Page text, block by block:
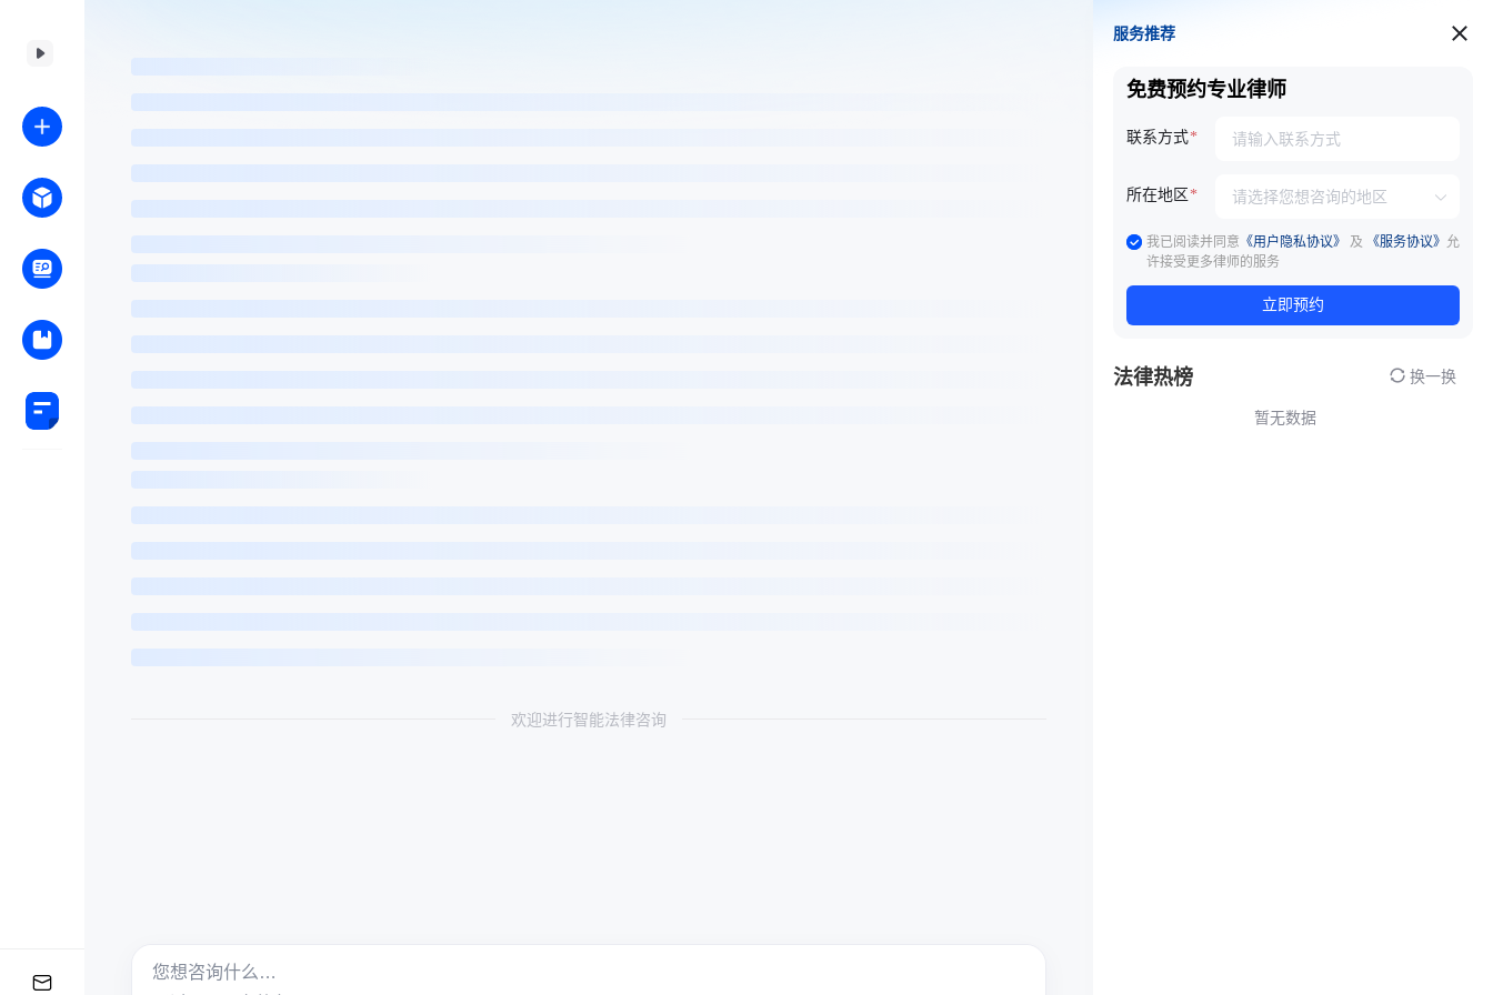
欢迎进行智能法律咨询
服务推荐
服务推荐
免费预约专业律师
联系方式
所在地区
我已阅读并同意 《用户隐私协议》 及 《服务协议》 允
许接受更多律师的服务
立即预约
法律热榜 换一换
暂无数据